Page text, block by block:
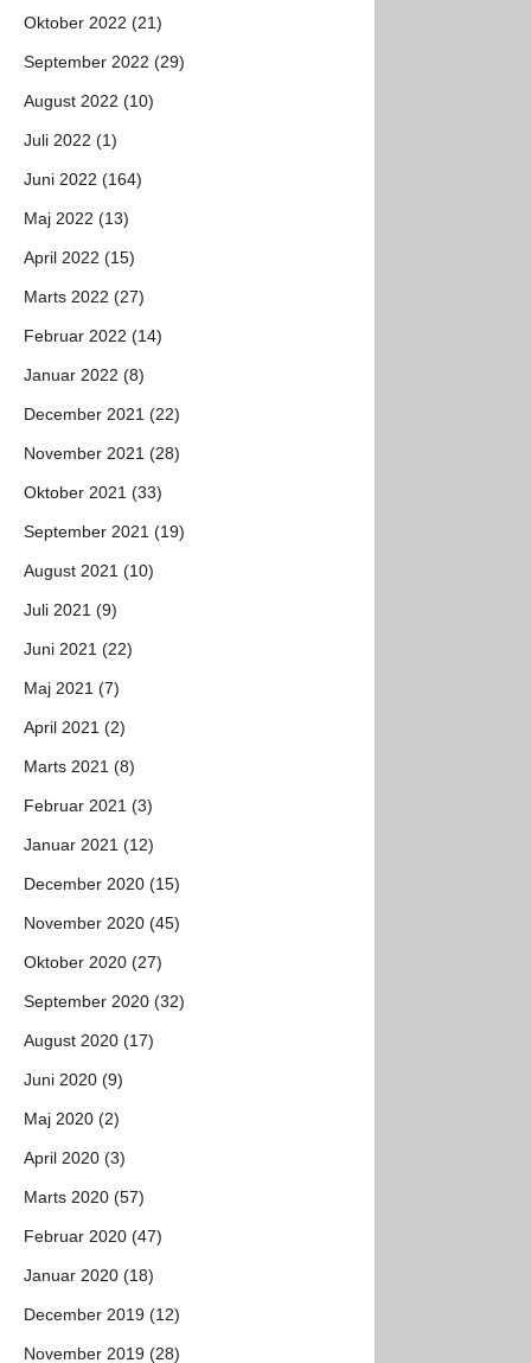
Oktober 2022 (21)
September 2022 (29)
August 2022 (10)
Juli 2022 (1)
Juni 2022 (164)
Maj 2022 (13)
April 2022 (15)
Marts 2022 (27)
Februar 2022 (14)
Januar 2022 (8)
December 2021 (22)
November 2021 (28)
Oktober 2021 (33)
September 2021 (19)
August 2021 (10)
Juli 2021 (9)
Juni 2021 (22)
Maj 2021 (7)
April 2021 (2)
Marts 2021 (8)
Februar 2021 (3)
Januar 2021 (12)
December 2020 (15)
November 2020 (45)
Oktober 2020 (27)
September 2020 (32)
August 2020 (17)
Juni 2020 (9)
Maj 2020 (2)
April 2020 (3)
Marts 2020 (57)
Februar 2020 (47)
Januar 2020 (18)
December 2019 (12)
November 2019 (28)